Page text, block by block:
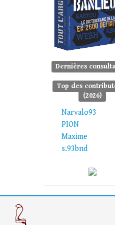
Dernières
Top des
(2026)
Narvalo93
PION
Maxime
s.93bnd